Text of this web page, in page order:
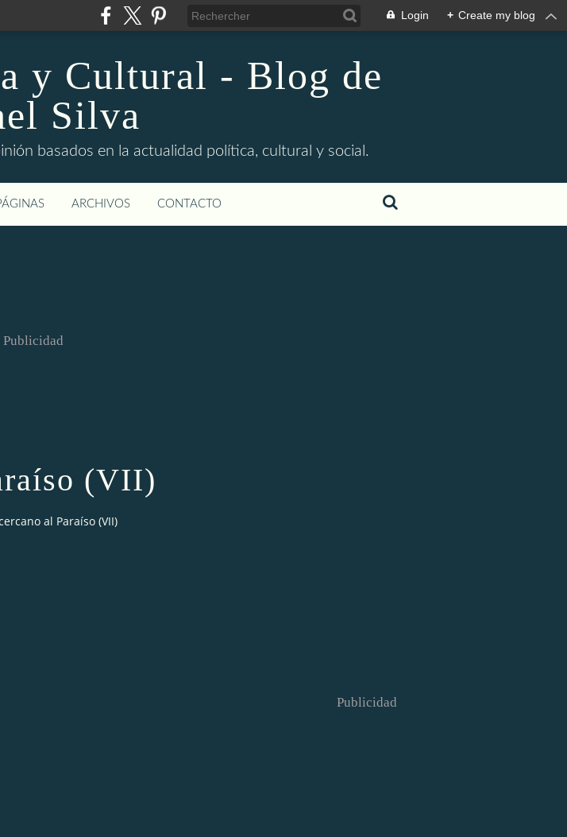
Login + Create my blog
y Cultural - Blog de
Silva
basados en la actualidad política, cultural y social.
ARCHIVOS CONTACTO
Publicidad
(VII)
al Paraíso (VII)
Publicidad